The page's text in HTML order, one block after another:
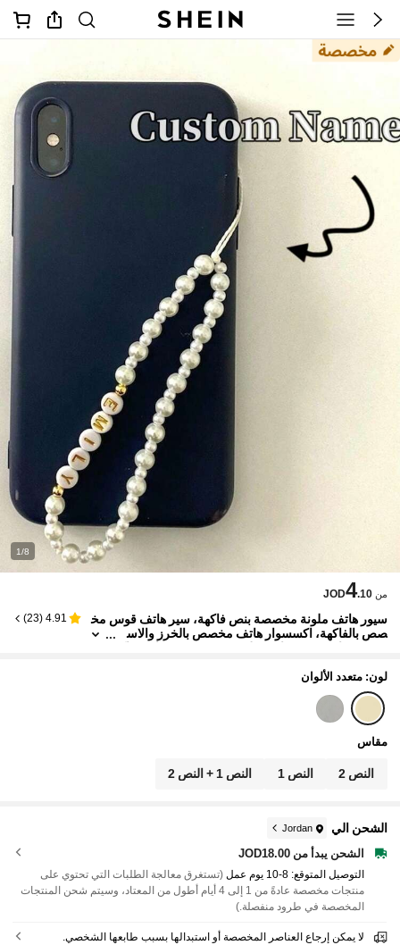
1/8
من JOD4.10
سيور هاتف ملونة مخصصة بنص فاكهة، سير هاتف قوس مخ
صص بالفاكهة، اكسسوار هاتف مخصص بالخرز والاس
4.91
(
23
)
لون: متعدد الألوان
مقاس
النص 2 النص 1 النص 1 + النص 2
الشحن الي Jordan
الشحن يبدأ من JOD18.00
التوصيل المتوقع: 8-10 يوم عمل
(تستغرق معالجة الطلبات التي تحتوي على
منتجات مخصصة عادةً من 1 إلى 4 أيام أطول من المعتاد، وسيتم شحن المنتجات
المخصصة في طرود منفصلة.)
لا يمكن إرجاع العناصر المخصصة أو استبدالها بسبب طابعها الشخصي.